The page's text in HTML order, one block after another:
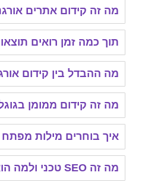
קידום אתרים אורגני
כמה זמן רואים תוצאות
בין קידום אורגני
קידום ממומן בגוגל?
בוחרים מילות מפתח